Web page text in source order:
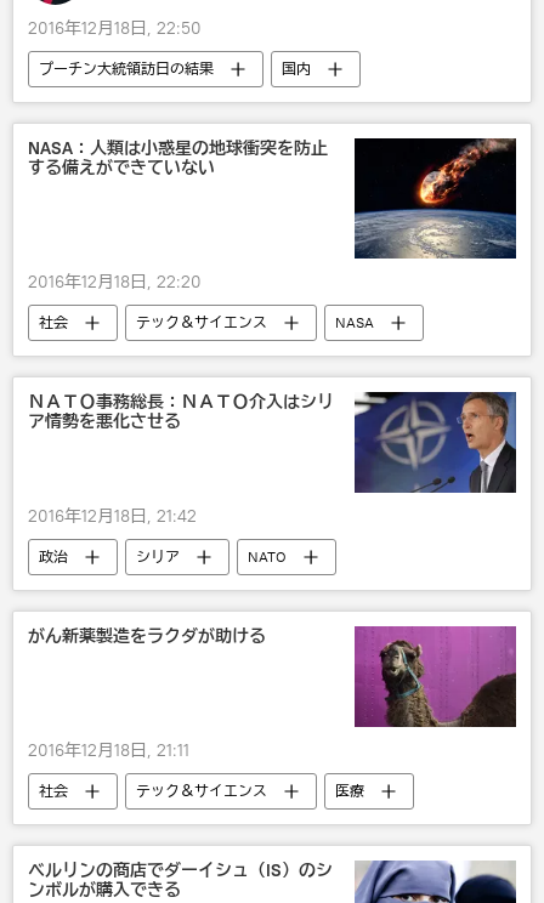
2016年12月18日, 22:50
プーチン大統領訪日の結果
国内
ウラジーミル・プーチン
安倍晋三
露日関係
ロシア
NASA：人類は小惑星の地球衝突を防止
する備えができていない
2016年12月18日, 22:20
社会 テック＆サイエンス NASA
ＮＡＴＯ事務総長：ＮＡＴＯ介入はシリ
ア情勢を悪化させる
2016年12月18日, 21:42
政治 シリア NATO
がん新薬製造をラクダが助ける
2016年12月18日, 21:11
社会 テック＆サイエンス
医療
学説
IT・科学 動物
ベルリンの商店でダーイシュ（IS）のシ
ンボルが購入できる